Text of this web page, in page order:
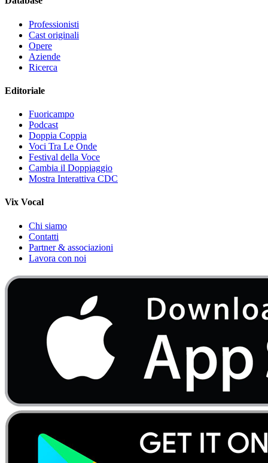
Professionisti
Cast originali
Opere
Aziende
Ricerca
Editoriale
Fuoricampo
Podcast
Doppia Coppia
Voci Tra Le Onde
Festival della Voce
Cambia il Doppiaggio
Mostra Interattiva CDC
Vix Vocal
Chi siamo
Contatti
Partner & associazioni
Lavora con noi